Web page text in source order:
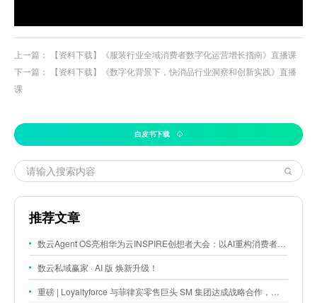
上一篇：
【资料下载】《服装行业全域消费者数字化运营增长指南》直播课
下一篇：
【资料下载】《数字化背景下，快消品行业洞察和创新实践》直播
课
白皮书下载
推荐文章
数云Agent OS亮相华为云INSPIRE创想者大会：以AI重构消费者运营与零售营销新范式
数云私域赢家 · AI 版 焕新升级！
重磅 | Loyaltyforce 与菲律宾零售巨头 SM 集团达成战略合作，携手开启 SMAC 会员数智化运营新征程